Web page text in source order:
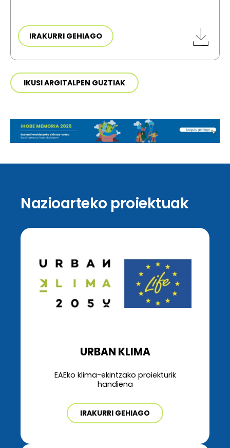
IRAKURRI GEHIAGO
IKUSI ARGITALPEN GUZTIAK
Nazioarteko proiektuak
URBAN KLIMA
EAEko klima-ekintzako proiekturik
handiena
IRAKURRI GEHIAGO